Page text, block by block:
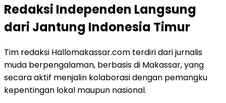
Redaksi Independen Langsung
dari Jantung Indonesia Timur
Tim redaksi Hallomakassar.com terdiri dari jurnalis
muda berpengalaman, berbasis di Makassar, yang
secara aktif menjalin kolaborasi dengan pemangku
kepentingan lokal maupun nasional.